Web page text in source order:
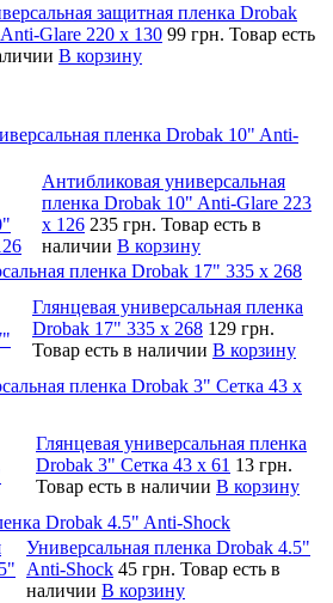
защитная пленка Drobak
Glare 220 x 130 99 грн. Товар есть
В корзину
пленка Drobak 10" Anti-
Антибликовая универсальная
пленка Drobak 10" Anti-Glare 223
x 126 235 грн. Товар есть в
наличии В корзину
пленка Drobak 17" 335 х 268
Глянцевая универсальная пленка
Drobak 17" 335 х 268 129 грн.
Товар есть в наличии В корзину
пленка Drobak 3" Сетка 43 x
Глянцевая универсальная пленка
Drobak 3" Сетка 43 x 61 13 грн.
Товар есть в наличии В корзину
Drobak 4.5" Anti-Shock
Универсальная пленка Drobak 4.5"
Anti-Shock 45 грн. Товар есть в
наличии В корзину